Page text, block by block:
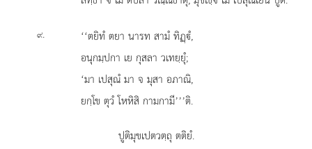
๙.
‘‘ตยิทํ ตยา นารท สามํ ทิฏฺํ,
อนุกมฺปกา เย กุสลา วเทยฺยุํ;
‘มา เปสุณํ มา จ มุสา อภาณิ,
ยกฺโข ตุวํ โหหิสิ กามกามี’’’ติ.
ปูติมุขเปตวตฺถุ ตติยํ.